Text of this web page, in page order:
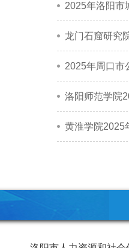
2025年洛阳市
龙门石窟研究
2025年周口市
洛阳师范学院
黄淮学院2025